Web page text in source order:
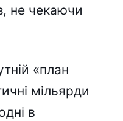
не чекаючи
«план
мільярди
в